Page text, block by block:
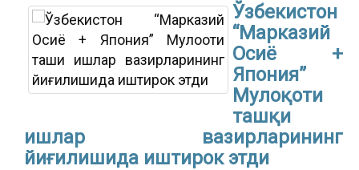
Ўзбекистон
“Марказий
Осиё +
Япония”
Мулоқоти
ташқи
ишлар вазирларининг
йиғилишида иштирок этди